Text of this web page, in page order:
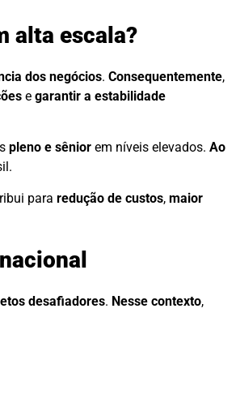
alta escala?
dos negócios. Consequentemente,
e garantir a estabilidade
pleno e sênior em níveis elevados. Ao
para redução de custos, maior
desafiadores. Nesse contexto,